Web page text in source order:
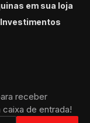
em sua loja
receber
de entrada!